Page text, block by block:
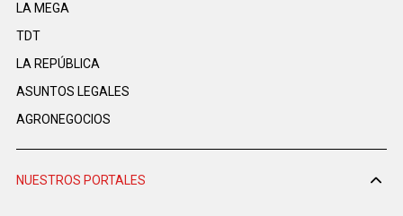
LA MEGA
TDT
LA REPÚBLICA
ASUNTOS LEGALES
AGRONEGOCIOS
NUESTROS PORTALES